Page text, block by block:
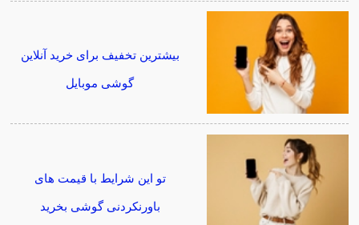
بیشترین تخفیف برای خرید آنلاین
گوشی موبایل
تو این شرایط با قیمت های
باورنکردنی گوشی بخرید